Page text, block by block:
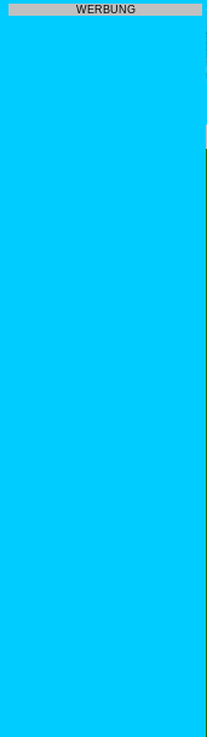
WERBUNG